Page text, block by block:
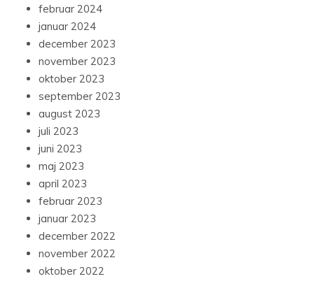
februar 2024
januar 2024
december 2023
november 2023
oktober 2023
september 2023
august 2023
juli 2023
juni 2023
maj 2023
april 2023
februar 2023
januar 2023
december 2022
november 2022
oktober 2022